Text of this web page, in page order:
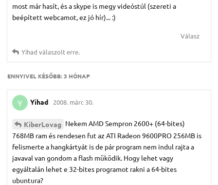
most már hasít, és a skype is megy videóstúl (szereti a
beépített webcamot, ez jó hír)... :)
Válasz
Yihad válaszolt erre.
ENNYIVEL KÉSŐBB:3 HÓNAP
Y Yihad 2008. márc 30.
KiberLovag Nekem AMD Sempron 2600+ (64-bites)
768MB ram és rendesen fut az ATI Radeon 9600PRO 256MB is
felismerte a hangkártyát is de pár program nem indul rajta a
javaval van gondom a flash müködik. Hogy lehet vagy
egyáltalán lehet e 32-bites programot rakni a 64-bites
ubuntura?